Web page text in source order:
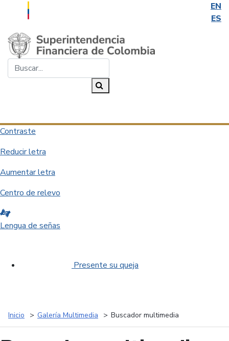
EN
ES
Saltar al contenido principal
Contraste
Reducir letra
Aumentar letra
Centro de relevo
Lengua de señas
Presente su queja
Inicio Galería Multimedia Buscador multimedia